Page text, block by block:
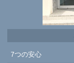
7つの安心